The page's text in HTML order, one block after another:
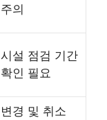
주의
시설 점검 기간
확인 필요
변경 및 취소